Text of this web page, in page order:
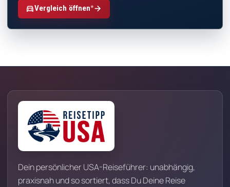
directions_carVergleich öffnen*arrow_forward
Dein persönlicher USA-Reiseführer: unabhängig,
praxisnah und so sortiert, dass Du Deine Reise